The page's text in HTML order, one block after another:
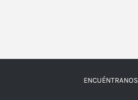
ENCUÉNTRANOS